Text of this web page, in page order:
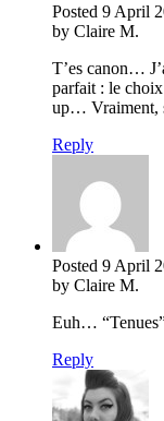
Posted 9 April
by Claire M.
T’es canon…
parfait : le choix
up… Vraiment,
Reply
Posted 9 April
by Claire M.
Euh…
Reply